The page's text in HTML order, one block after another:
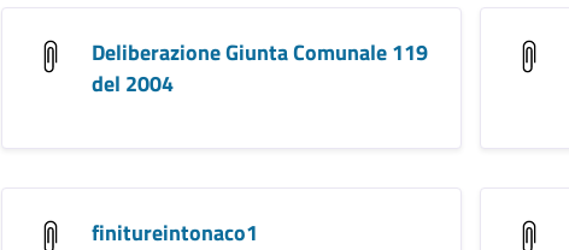
Deliberazione Giunta Comunale 119
del 2004
finitureintonaco1